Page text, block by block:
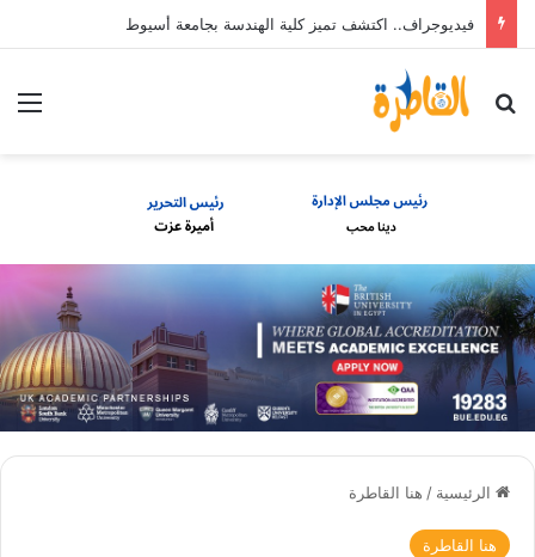
فيديوجراف.. اكتشف تميز كلية الهندسة بجامعة أسيوط
بحث عن
الرئيسية / هنا القاطرة
هنا القاطرة